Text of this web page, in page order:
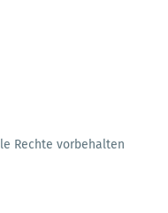
Rechte vorbehalten